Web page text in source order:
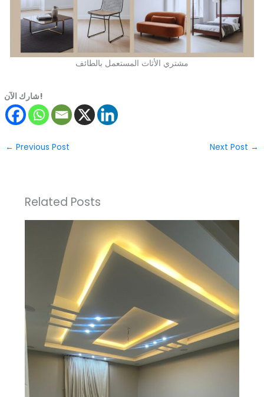
مشتري الأثاث المستعمل بالطائف
شارك الآن!
← Previous Post Next Post →
Related Posts